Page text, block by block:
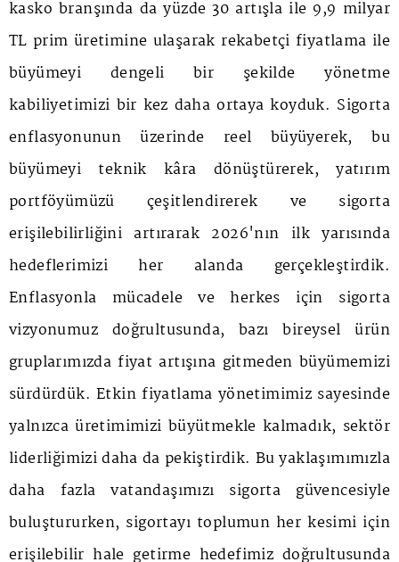
kasko branşında da yüzde 30 artışla ile 9,9 milyar
TL prim üretimine ulaşarak rekabetçi fiyatlama ile
büyümeyi dengeli bir şekilde yönetme
kabiliyetimizi bir kez daha ortaya koyduk. Sigorta
enflasyonunun üzerinde reel büyüyerek, bu
büyümeyi teknik kâra dönüştürerek, yatırım
portföyümüzü çeşitlendirerek ve sigorta
erişilebilirliğini artırarak 2026'nın ilk yarısında
hedeflerimizi her alanda gerçekleştirdik.
Enflasyonla mücadele ve herkes için sigorta
vizyonumuz doğrultusunda, bazı bireysel ürün
gruplarımızda fiyat artışına gitmeden büyümemizi
sürdürdük. Etkin fiyatlama yönetimimiz sayesinde
yalnızca üretimimizi büyütmekle kalmadık, sektör
liderliğimizi daha da pekiştirdik. Bu yaklaşımımızla
daha fazla vatandaşımızı sigorta güvencesiyle
buluştururken, sigortayı toplumun her kesimi için
erişilebilir hale getirme hedefimiz doğrultusunda